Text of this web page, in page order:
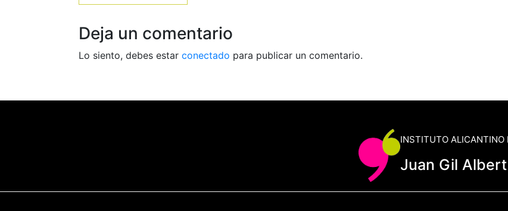
Deja un comentario
Lo siento, debes estar conectado para publicar un comentario.
INSTITUTO ALICANTINO
Juan Gil Albert